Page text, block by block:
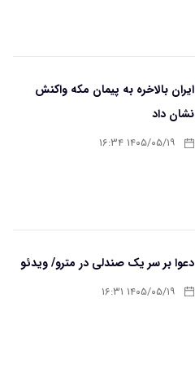
ایران بالاخره به پیمان مکه واکنش
نشان داد
۱۴۰۵/۰۵/۱۹ ۱۶:۳۴
دعوا بر سر یک صندلی در مترو/ ویدئو
۱۴۰۵/۰۵/۱۹ ۱۶:۳۱